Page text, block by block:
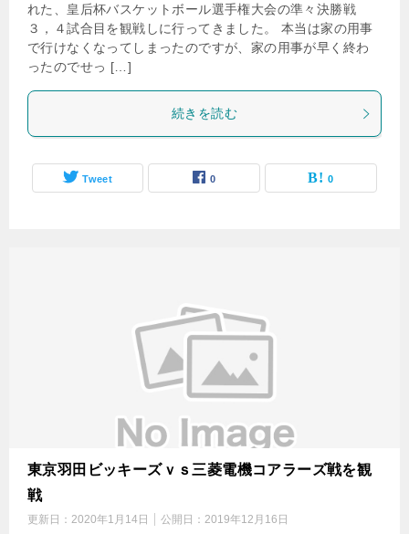
れた、皇后杯バスケットボール選手権大会の準々決勝戦
３，４試合目を観戦しに行ってきました。 本当は家の用事
で行けなくなってしまったのですが、家の用事が早く終わ
ったのでせっ […]
続きを読む
Tweet 0 0
東京羽田ビッキーズｖｓ三菱電機コアラーズ戦を観
戦
更新日： 2020年1月14日 公開日： 2019年12月16日